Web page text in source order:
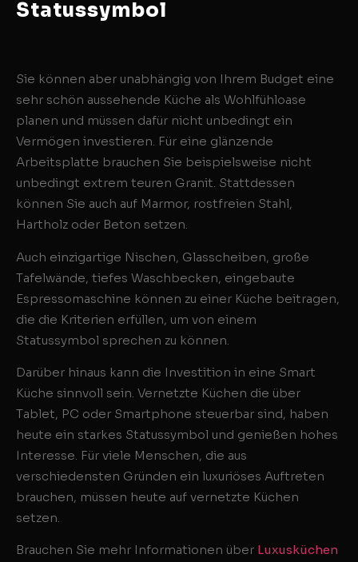
Statussymbol
Sie können aber unabhängig von Ihrem Budget eine
sehr schön aussehende Küche als Wohlfühloase
planen und müssen dafür nicht unbedingt ein
Vermögen investieren. Für eine glänzende
Arbeitsplatte brauchen Sie beispielsweise nicht
unbedingt extrem teuren Granit. Stattdessen
können Sie auch auf Marmor, rostfreien Stahl,
Hartholz oder Beton setzen.
Auch einzigartige Nischen, Glasscheiben, große
Tafelwände, tiefes Waschbecken, eingebaute
Espressomaschine können zu einer Küche beitragen,
die die Kriterien erfüllen, um von einem
Statussymbol sprechen zu können.
Darüber hinaus kann die Investition in eine Smart
Küche sinnvoll sein. Vernetzte Küchen die über
Tablet, PC oder Smartphone steuerbar sind, haben
heute ein starkes Statussymbol und genießen hohes
Interesse. Für viele Menschen, die aus
verschiedensten Gründen ein luxuriöses Auftreten
brauchen, müssen heute auf vernetzte Küchen
setzen.
Brauchen Sie mehr Informationen über Luxusküchen